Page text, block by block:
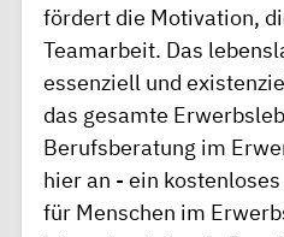
fördert die Motivation,
Teamarbeit. Das
essenziell und
das gesamte
Berufsberatung im
hier an - ein
für Menschen im